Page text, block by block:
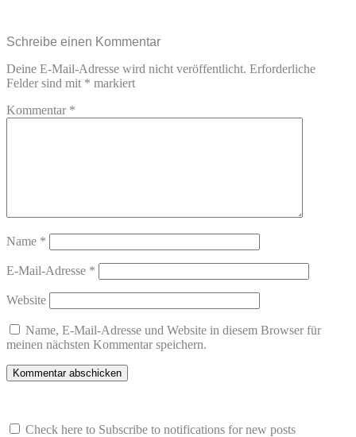
Schreibe einen Kommentar
Deine E-Mail-Adresse wird nicht veröffentlicht. Erforderliche
Felder sind mit * markiert
Kommentar *
Name *
E-Mail-Adresse *
Website
Name, E-Mail-Adresse und Website in diesem Browser für
meinen nächsten Kommentar speichern.
Check here to Subscribe to notifications for new posts